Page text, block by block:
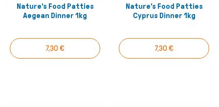
Nature's Food Patties
Aegean Dinner 1kg
7,30 €
Nature's Food Patties
Cyprus Dinner 1kg
7,30 €